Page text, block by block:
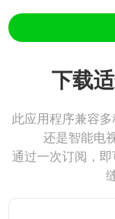
下载
此应用程序兼容
还是智能电
通过一次订阅，